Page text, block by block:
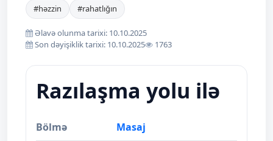
#həzzin #rahatlığın
Əlavə olunma tarixi: 10.10.2025
Son dəyişiklik tarixi: 10.10.2025
1763
Razılaşma yolu ilə
Bölmə Masaj